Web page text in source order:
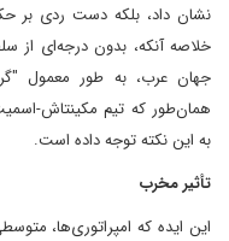
نشان داد، بلکه دست ردی بر
خلاصه آنکه، بدون درجه‌ای از
جهان عرب، به طور معمول
به این نکته توجه داده است.
تأثیر مخرب
این ایده‌ که امپراتوری‌ها،